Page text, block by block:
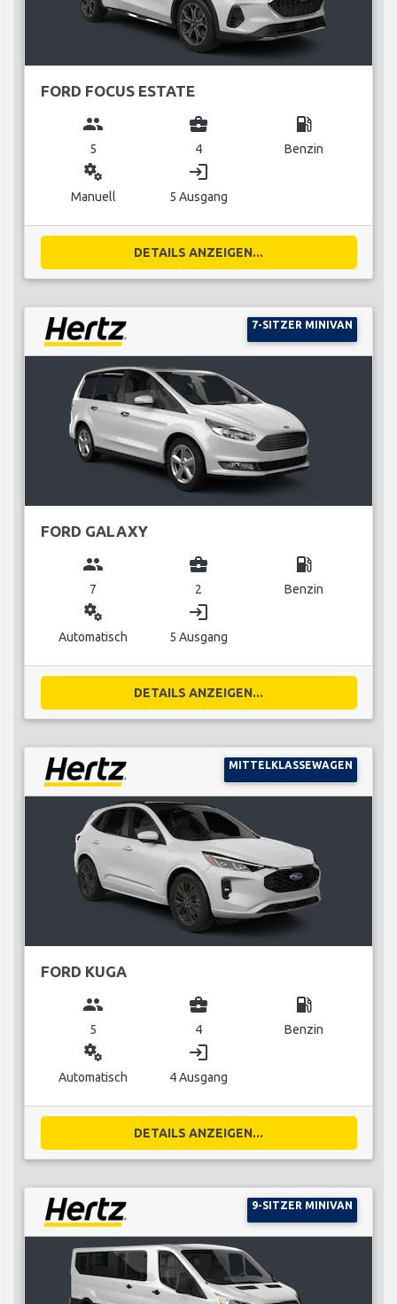
FORD FOCUS ESTATE
group
5
business_center
4
local_gas_station
Benzin
miscellaneous_services
Manuell
login
5 Ausgang
DETAILS ANZEIGEN...
7-SITZER MINIVAN
FORD GALAXY
group
7
business_center
2
local_gas_station
Benzin
miscellaneous_services
Automatisch
login
5 Ausgang
DETAILS ANZEIGEN...
MITTELKLASSEWAGEN
FORD KUGA
group
5
business_center
4
local_gas_station
Benzin
miscellaneous_services
Automatisch
login
4 Ausgang
DETAILS ANZEIGEN...
9-SITZER MINIVAN